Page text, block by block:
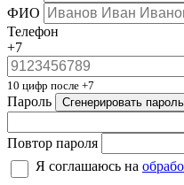
ФИО
Телефон
+7
10 цифр после +7
Пароль Сгенерировать пароль
Повтор пароля
Я соглашаюсь на